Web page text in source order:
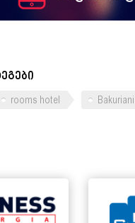
rooms hotel Bakuriani